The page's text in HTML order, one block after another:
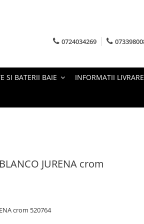
0724034269
SI BATERII BAIE INFORMATII LIVRARE
JURENA crom
crom 520764